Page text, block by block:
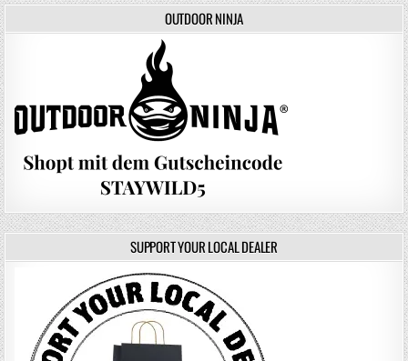
OUTDOOR NINJA
SUPPORT YOUR LOCAL DEALER